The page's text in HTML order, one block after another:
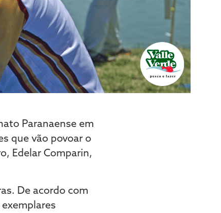
Paranaense em
que vão povoar o
Edelar Comparin,
De acordo com